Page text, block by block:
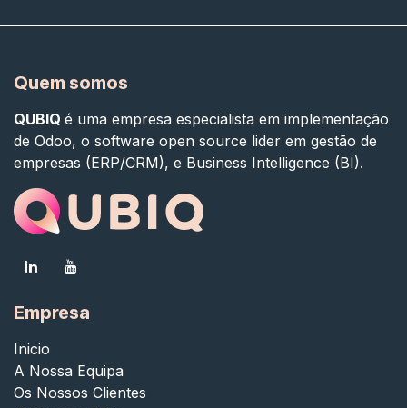
Empresa
Inicio
A Nossa Equipa
Os Nossos Clientes
Quem somos
QUBIQ é uma empresa especialista em implementação
de Odoo, o software open source lider em gestão de
empresas (ERP/CRM), e Business Intelligence (BI).